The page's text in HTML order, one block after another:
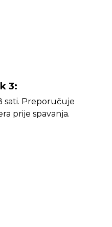
3:
sati. Preporučuje
prije spavanja.